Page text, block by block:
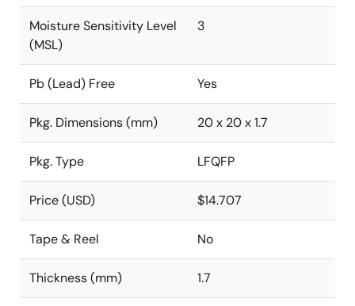
Moisture Sensitivity Level
(MSL)
3
Pb (Lead) Free Yes
Pkg. Dimensions (mm) 20 x 20 x 1.7
Pkg. Type LFQFP
Price (USD) $14.707
Tape & Reel No
Thickness (mm) 1.7